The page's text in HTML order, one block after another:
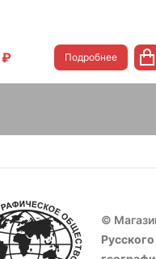
₽ Подробнее
©
Русского